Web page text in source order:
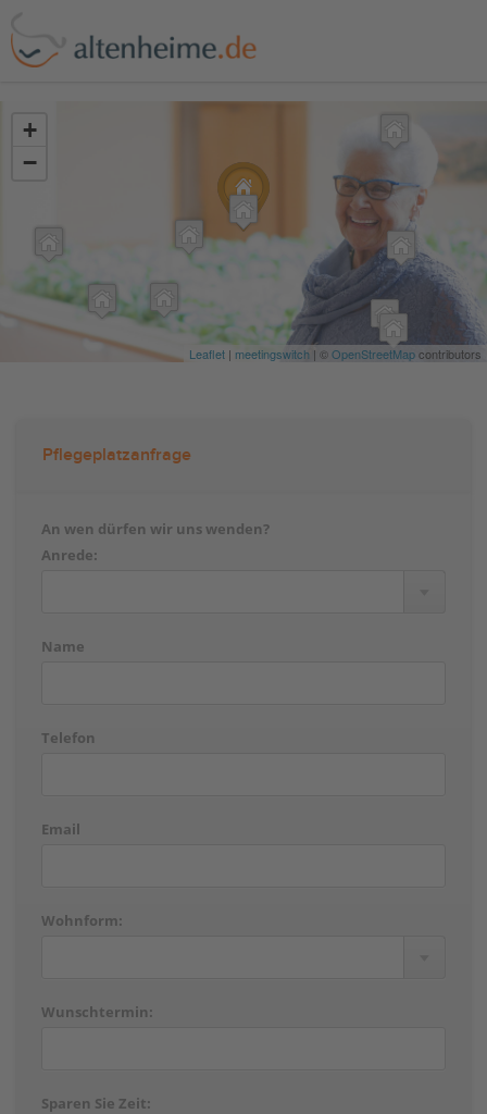
+
−
Leaflet | meetingswitch | ©OpenStreetMapcontributors
Pflegeplatzanfrage
An wen dürfen wir uns wenden?
Anrede:
Name
Telefon
Email
Wohnform:
Wunschtermin:
Sparen Sie Zeit: